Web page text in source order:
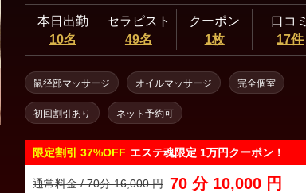
本日出勤
10名
セラピスト
49名
クーポン
1枚
口コミ
17件
鼠径部マッサージ オイルマッサージ 完全個室
初回割引あり ネット予約可
限定割引 37%OFF エステ魂限定 1万円クーポン！
通常料金 / 70分 16,000 円 70 分 10,000 円
・新橋 人形町・茅場町・門前仲町
・品川 蒲田・大森・大井町
小岩・新小岩
・御徒町・浅草 秋葉原・神田・浅草橋